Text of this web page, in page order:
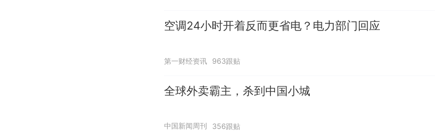
空调24小时开着反而更省电？电力部门回应
第一财经资讯 963跟贴
全球外卖霸主，杀到中国小城
中国新闻周刊 356跟贴